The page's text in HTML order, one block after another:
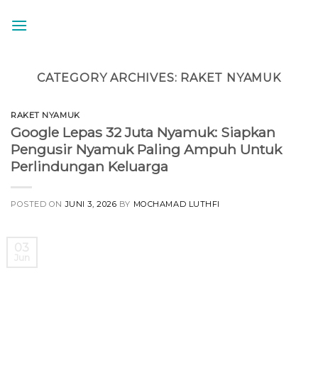
CATEGORY ARCHIVES: RAKET NYAMUK
RAKET NYAMUK
Google Lepas 32 Juta Nyamuk: Siapkan
Pengusir Nyamuk Paling Ampuh Untuk
Perlindungan Keluarga
POSTED ONJUNI 3, 2026 BY MOCHAMAD LUTHFI